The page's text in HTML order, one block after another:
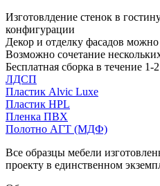
Изготовлдение стенок в
конфигурации
Декор и отделку фасадов
Возможно сочетание
Бесплатная сборка в течение 1-
ЛДСП
Пластик Alvic Luxe
Пластик HPL
Пленка ПВХ
Полотно АГТ (МДФ)
Все образцы мебели
проекту в единственном